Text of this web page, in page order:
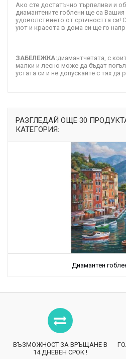
Ако сте достатъчно търпеливи и
диамантените гоблени ще са
удоволствието от сръчността си!
уют и красота в дома си ще го
ЗАБЕЛЕЖКА: диамантчетата, с
малки и лесно може да бъдат
устата си и не допускайте с тях да
РАЗГЛЕДАЙ ОЩЕ 30
КАТЕГОРИЯ:
Диамантен
ВЪЗМОЖНОСТ ЗА ВРЪЩАНЕ В
14 ДНЕВЕН СРОК !